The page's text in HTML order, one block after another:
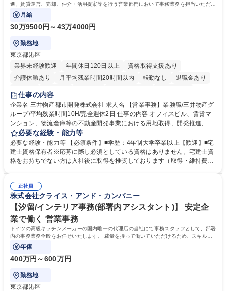
進、賃貸運営、売却、仲介・活用提案等を行う営業部門において事務業務を担当いただき
ます。
月給
30万9500円～43万4000円
勤務地
東京都港区
業界未経験歓迎
年間休日120日以上
資格取得支援あり
介護休暇あり
月平均残業時間20時間以内 転勤なし
退職金あり
在宅OK
賞与あり
駅近5分以内
土日祝休み 寮・社宅あり
仕事の内容
企業名 三井物産都市開発株式会社 求人名 【営業事務】業務職/三井物産グ
ループ/平均残業時間10H/完全週休2日 仕事の内容 オフィスビル、賃貸マ
ンション、物流倉庫等の不動産開発事業における用地取得、開発推進、賃
貸運営、売却、仲介・活用提案等を行う営業部門において事務業務を担当
いただきます。 【詳細】・契約書管理、契約書製本、捺印対応、ファイリ
ング、登記簿取得、調書取得・支払業務（各種費用支払、支払管理、請
求・支払データ登録、取引先マスター申請対応）・予算作成及び予実管
の他に担当頂く業務が発生する場合があります。 募集職種 【営業事務】
業務職/三井物産グループ/平均残業時間10H/完全週休2日
必要な経験・能力等
必要な経験・能力等 【必須条件】■学歴：4年制大学卒業以上【歓迎】■宅
建士資格保有者※応募に際し必須としている資格はありません。宅建士資
格をお持ちでない方は入社後に取得を推奨しております（取得・維持費用
ション力がある方。 ・チャレンジを厭わず、粘り強く業務に取り組める
方。多様な関係者と謙虚に信頼関係を構築でき、期限を意識したスケジュ
ール管理が出来る方。※将来的に他部署（営業部門、コーポレート部門）
へのジョブローテーションの可能性があります。 学歴・資格 学歴：大学
院 大学 語学力： 資格：宅地建物取引士
正社員
株式会社クライス・アンド・カンパニー
【汐留/インテリア事務(部署内アシスタント)】 安定企
業で働く 営業事務
ドイツの高級キッチンメーカーの国内唯一の代理店の当社にて事務スタッフとして、部署
内の事務業務全般をお任せいたします。 裁量を持って働いていただけるため、スキルア
ップも可能です。
年俸
400万円～600万円
勤務地
東京都港区